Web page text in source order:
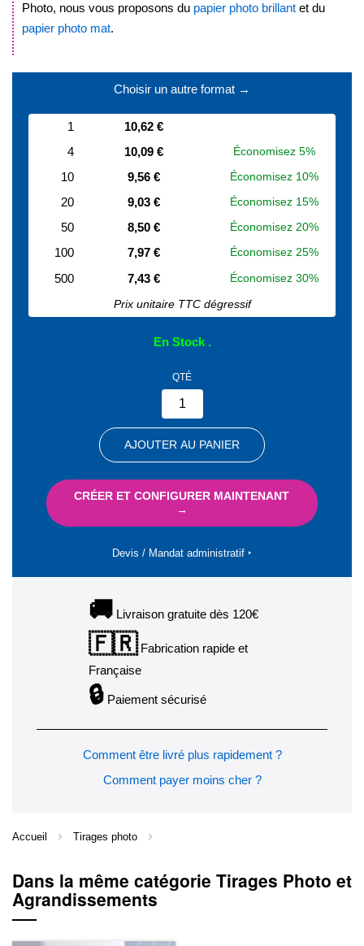
Photo, nous vous proposons du papier photo brillant et du
papier photo mat.
Choisir un autre format →
1
10,62 €
4
10,09 € Économisez 5%
10 9,56 € Économisez 10%
20 9,03 € Économisez 15%
50 8,50 € Économisez 20%
100 7,97 € Économisez 25%
500 7,43 €
Économisez 30%
Prix unitaire TTC dégressif
En Stock
QTÉ
AJOUTER AU PANIER
CRÉER ET CONFIGURER MAINTENANT
→
Devis / Mandat administratif ‣
🚚 Livraison gratuite dès 120€
🇫🇷Fabrication rapide et
Française
🔒 Paiement sécurisé
Comment être livré plus rapidement ?
Comment payer moins cher ?
Accueil Tirages photo
Dans la même catégorie Tirages Photo et
Agrandissements